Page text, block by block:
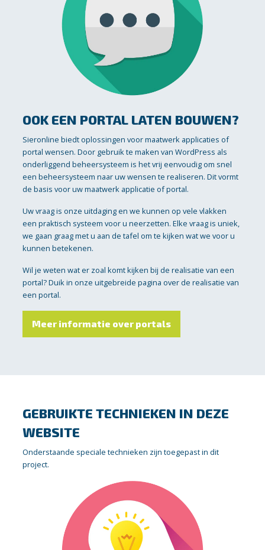
OOK EEN PORTAL LATEN BOUWEN?
Sieronline biedt oplossingen voor maatwerk applicaties of
portal wensen. Door gebruik te maken van WordPress als
onderliggend beheersysteem is het vrij eenvoudig om snel
een beheersysteem naar uw wensen te realiseren. Dit vormt
de basis voor uw maatwerk applicatie of portal.
Uw vraag is onze uitdaging en we kunnen op vele vlakken
een praktisch systeem voor u neerzetten. Elke vraag is uniek,
we gaan graag met u aan de tafel om te kijken wat we voor u
kunnen betekenen.
Wil je weten wat er zoal komt kijken bij de realisatie van een
portal? Duik in onze uitgebreide pagina over de realisatie van
een portal.
Meer informatie over portals
GEBRUIKTE TECHNIEKEN IN DEZE
WEBSITE
Onderstaande speciale technieken zijn toegepast in dit
project.